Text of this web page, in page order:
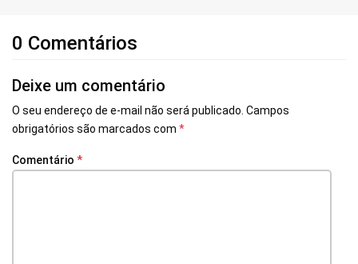
0 Comentários
Deixe um comentário
O seu endereço de e-mail não será publicado. Campos
obrigatórios são marcados com *
Comentário *